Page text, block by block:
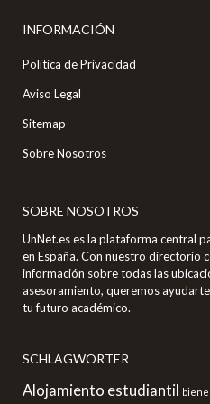
INFORMACIÓN
Política de Privacidad
Aviso Legal
Sitemap
Sobre Nosotros
SOBRE NOSOTROS
UnNet.es es la plataforma central
en España. Con nuestro directorio
información sobre todas las
asesoramiento, queremos
tu futuro académico.
SCHLAGWÖRTER
Alojamiento estudiantil